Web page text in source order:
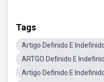
Tags
Artigo Definido E
ARTGO Definido E
Artigo Definido E